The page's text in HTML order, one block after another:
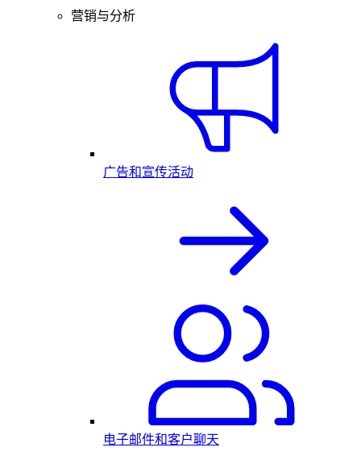
营销与分析
广告和宣传活动
电子邮件和客户聊天